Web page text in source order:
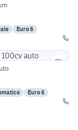
Euro 6
Euro 6